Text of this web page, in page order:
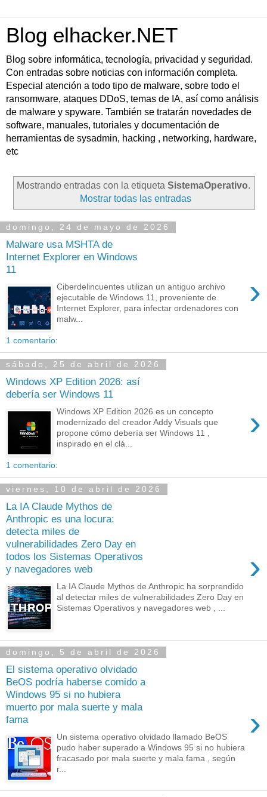
Blog elhacker.NET
Blog sobre informática, tecnología, privacidad y seguridad.
Con entradas sobre noticias con información completa.
Especial atención a todo tipo de malware, sobre todo el
ransomware, ataques DDoS, temas de IA, así como análisis
de malware y spyware. También se tratarán novedades de
software, manuales, tutoriales y documentación de
herramientas de sysadmin, hacking , networking, hardware,
etc
Mostrando entradas con la etiqueta SistemaOperativo.
Mostrar todas las entradas
domingo, 24 de mayo de 2026
Malware usa MSHTA de
Internet Explorer en Windows
11
›
Ciberdelincuentes utilizan un antiguo archivo
ejecutable de Windows 11, proveniente de
Internet Explorer, para infectar ordenadores con
malw...
1 comentario:
sábado, 25 de abril de 2026
Windows XP Edition 2026: así
debería ser Windows 11
›
Windows XP Edition 2026 es un concepto
modernizado del creador Addy Visuals que
propone cómo debería ser Windows 11 ,
inspirado en el clá...
1 comentario:
viernes, 10 de abril de 2026
La IA Claude Mythos de
Anthropic es una locura:
detecta miles de
vulnerabilidades Zero Day en
todos los Sistemas Operativos
y navegadores web
›
La IA Claude Mythos de Anthropic ha sorprendido
al detectar miles de vulnerabilidades Zero Day en
Sistemas Operativos y navegadores web , ...
domingo, 5 de abril de 2026
El sistema operativo olvidado
BeOS podría haberse comido a
Windows 95 si no hubiera
muerto por mala suerte y mala
fama
›
Un sistema operativo olvidado llamado BeOS
pudo haber superado a Windows 95 si no hubiera
fracasado por mala suerte y mala fama , según
r...